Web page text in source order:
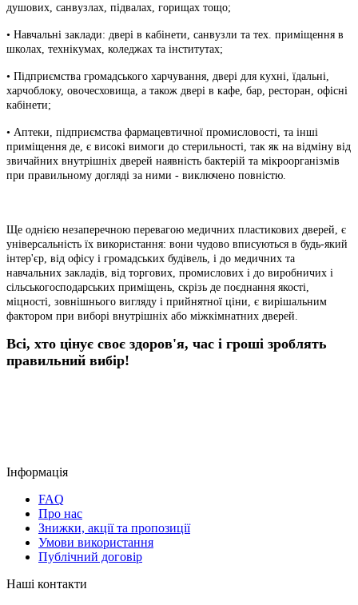
душових, санвузлах, підвалах, горищах тощо;
• Навчальні заклади: двері в кабінети, санвузли та тех. приміщення в
школах, технікумах, коледжах та інститутах;
• Підприємства громадського харчування, двері для кухні, їдальні,
харчоблоку, овочесховища, а також двері в кафе, бар, ресторан, офісні
кабінети;
• Аптеки, підприємства фармацевтичної промисловості, та інші
приміщення де, є високі вимоги до стерильності, так як на відміну від
звичайних внутрішніх дверей наявність бактерій та мікроорганізмів
при правильному догляді за ними - виключено повністю.
Ще однією незаперечною перевагою медичних пластикових дверей, є
універсальність їх використання: вони чудово вписуються в будь-який
інтер'єр, від офісу і громадських будівель, і до медичних та
навчальних закладів, від торгових, промислових і до виробничих і
сільськогосподарських приміщень, скрізь де поєднання якості,
міцності, зовнішнього вигляду і прийнятної ціни, є вирішальним
фактором при виборі внутрішніх або міжкімнатних дверей.
Всі, хто цінує своє здоров'я, час і гроші зроблять
правильний вибір!
Інформація
FAQ
Про нас
Знижки, акції та пропозиції
Умови використання
Публічний договір
Наші контакти